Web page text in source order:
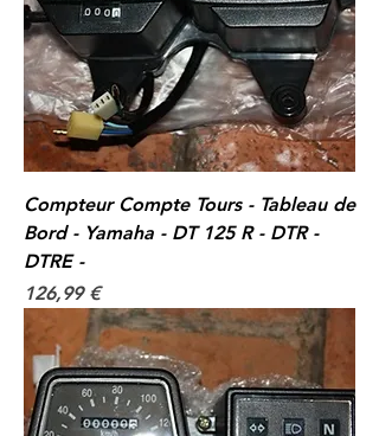
Compteur Compte Tours - Tableau de
Bord - Yamaha - DT 125 R - DTR -
DTRE -
Prix
126,99 €